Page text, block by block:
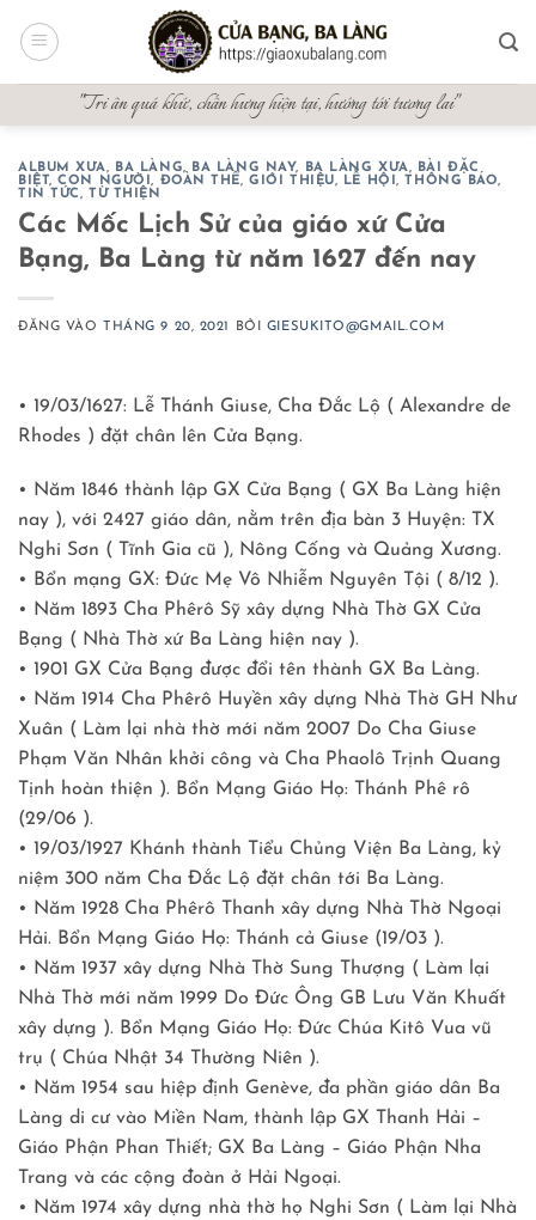
qua
"Tri ân quá khứ, chấn hưng hiện tại, hướng tới tương lai"
ALBUM XƯA, BA LÀNG, BA LÀNG NAY, BA LÀNG XƯA,
BÀI ĐẶC
BIỆT,CON NGƯỜI, ĐOÀN THỂ,GIỚI THIỆU, LỄ HỘI,THÔNG BÁO,
TIN TỨC,TỪ THIỆN
Các Mốc Lịch Sử của giáo xứ Cửa
Bạng, Ba Làng từ năm 1627 đến nay
ĐĂNG VÀO THÁNG 9 20, 2021 BỞI GIESUKITO@GMAIL.COM
• 19/03/1627: Lễ Thánh Giuse, Cha Đắc Lộ ( Alexandre de
Rhodes ) đặt chân lên Cửa Bạng.
• Năm 1846 thành lập GX Cửa Bạng ( GX Ba Làng hiện
nay ), với 2427 giáo dân, nằm trên địa bàn 3 Huyện: TX
Nghi Sơn ( Tĩnh Gia cũ ), Nông Cống và Quảng Xương.
• Bổn mạng GX: Đức Mẹ Vô Nhiễm Nguyên Tội ( 8/12 ).
• Năm 1893 Cha Phêrô Sỹ xây dựng Nhà Thờ GX Cửa
Bạng ( Nhà Thờ xứ Ba Làng hiện nay ).
• 1901 GX Cửa Bạng được đổi tên thành GX Ba Làng.
• Năm 1914 Cha Phêrô Huyền xây dựng Nhà Thờ GH Như
Xuân ( Làm lại nhà thờ mới năm 2007 Do Cha Giuse
Phạm Văn Nhân khởi công và Cha Phaolô Trịnh Quang
Tịnh hoàn thiện ). Bổn Mạng Giáo Họ: Thánh Phê rô
(29/06 ).
• 19/03/1927 Khánh thành Tiểu Chủng Viện Ba Làng, kỷ
niệm 300 năm Cha Đắc Lộ đặt chân tới Ba Làng.
• Năm 1928 Cha Phêrô Thanh xây dựng Nhà Thờ Ngoại
Hải. Bổn Mạng Giáo Họ: Thánh cả Giuse (19/03 ).
• Năm 1937 xây dựng Nhà Thờ Sung Thượng ( Làm lại
Nhà Thờ mới năm 1999 Do Đức Ông GB Lưu Văn Khuất
xây dựng ). Bổn Mạng Giáo Họ: Đức Chúa Kitô Vua vũ
trụ ( Chúa Nhật 34 Thường Niên ).
• Năm 1954 sau hiệp định Genève, đa phần giáo dân Ba
Làng di cư vào Miền Nam, thành lập GX Thanh Hải –
Giáo Phận Phan Thiết; GX Ba Làng – Giáo Phận Nha
Trang và các cộng đoàn ở Hải Ngoại.
• Năm 1974 xây dựng nhà thờ họ Nghi Sơn ( Làm lại Nhà